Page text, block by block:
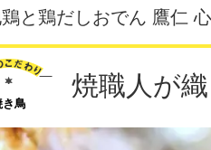
と鶏だしおでん 鷹仁
き鳥
焼職人が